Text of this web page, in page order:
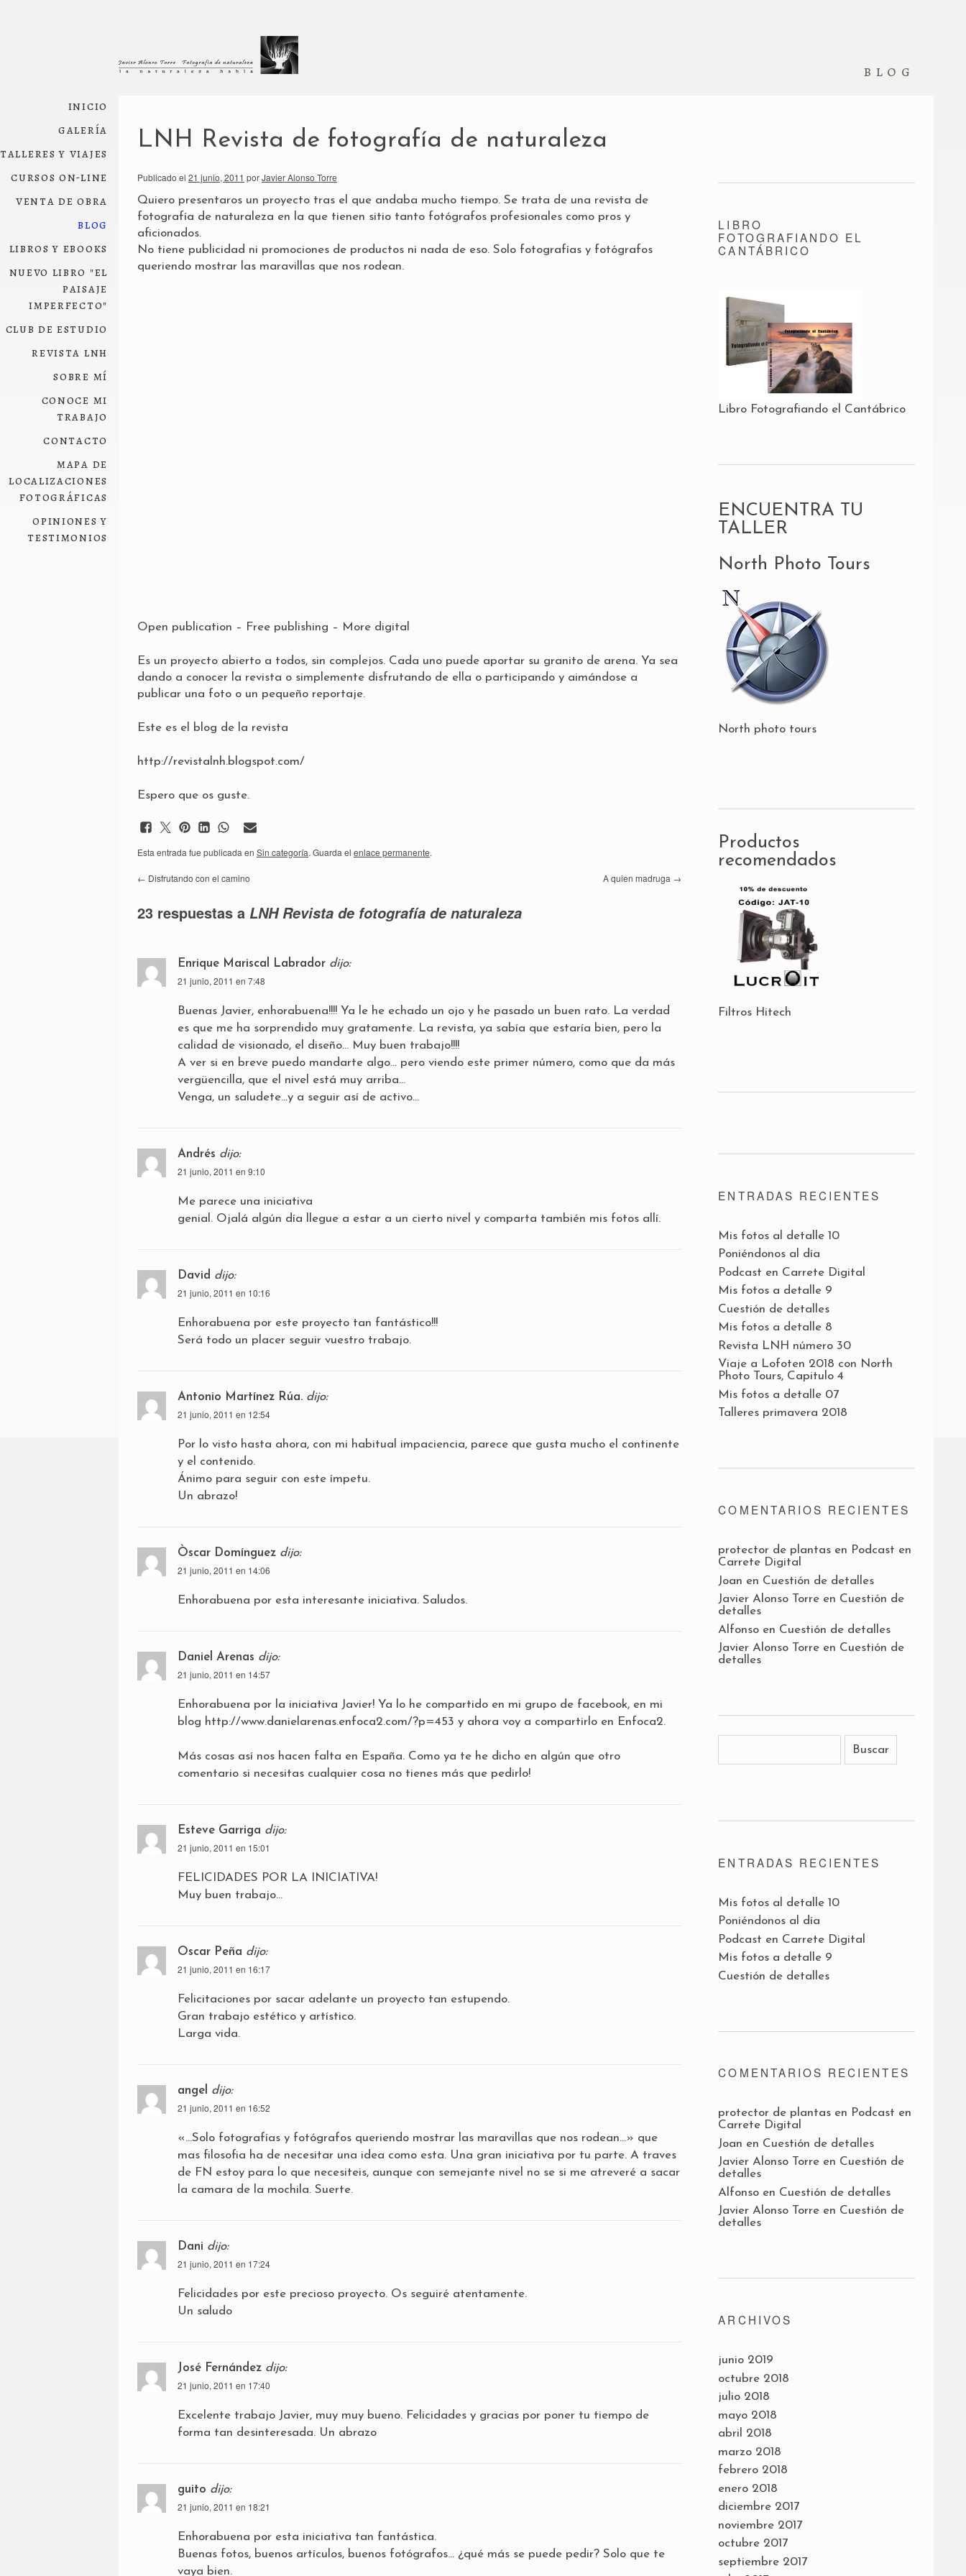
inicio
galería
talleres y viajes
cursos on-line
venta de obra
blog
libros y ebooks
nuevo libro "el
paisaje
imperfecto"
club de estudio
revista lnh
sobre mí
conoce mi
trabajo
contacto
mapa de
localizaciones
fotográficas
opiniones y
testimonios
blog
LNH Revista de fotografía de naturaleza
Publicado el 21 junio, 2011 porJavier Alonso Torre
Quiero presentaros un proyecto tras el que andaba mucho tiempo. Se trata de una revista de
fotografía de naturaleza en la que tienen sitio tanto fotógrafos profesionales como pros y
aficionados.
No tiene publicidad ni promociones de productos ni nada de eso. Solo fotografías y fotógrafos
queriendo mostrar las maravillas que nos rodean.
Open publication – Free publishing – More digital
Es un proyecto abierto a todos, sin complejos. Cada uno puede aportar su granito de arena. Ya sea
dando a conocer la revista o simplemente disfrutando de ella o participando y aimándose a
publicar una foto o un pequeño reportaje.
Este es el blog de la revista
http://revistalnh.blogspot.com/
Espero que os guste.
Esta entrada fue publicada en Sin categoría. Guarda el enlace permanente.
← Disfrutando con el camino A quien madruga →
23 respuestas a LNH Revista de fotografía de naturaleza
Enrique Mariscal Labrador dijo:
21 junio, 2011 en 7:48
Buenas Javier, enhorabuena!!!! Ya le he echado un ojo y he pasado un buen rato. La verdad
es que me ha sorprendido muy gratamente. La revista, ya sabía que estaría bien, pero la
calidad de visionado, el diseño… Muy buen trabajo!!!!
A ver si en breve puedo mandarte algo… pero viendo este primer número, como que da más
vergüencilla, que el nivel está muy arriba…
Venga, un saludete…y a seguir así de activo…
Andrés dijo:
21 junio, 2011 en 9:10
Me parece una iniciativa
genial. Ojalá algún día llegue a estar a un cierto nivel y comparta también mis fotos allí.
David dijo:
21 junio, 2011 en 10:16
Enhorabuena por este proyecto tan fantástico!!!
Será todo un placer seguir vuestro trabajo.
Antonio Martínez Rúa. dijo:
21 junio, 2011 en 12:54
Por lo visto hasta ahora, con mi habitual impaciencia, parece que gusta mucho el continente
y el contenido.
Ánimo para seguir con este ímpetu.
Un abrazo!
Òscar Domínguez dijo:
21 junio, 2011 en 14:06
Enhorabuena por esta interesante iniciativa. Saludos.
Daniel Arenas dijo:
21 junio, 2011 en 14:57
Enhorabuena por la iniciativa Javier! Ya lo he compartido en mi grupo de facebook, en mi
blog http://www.danielarenas.enfoca2.com/?p=453 y ahora voy a compartirlo en Enfoca2.
Más cosas así nos hacen falta en España. Como ya te he dicho en algún que otro
comentario si necesitas cualquier cosa no tienes más que pedirlo!
Esteve Garriga dijo:
21 junio, 2011 en 15:01
FELICIDADES POR LA INICIATIVA!
Muy buen trabajo…
Oscar Peña dijo:
21 junio, 2011 en 16:17
Felicitaciones por sacar adelante un proyecto tan estupendo.
Gran trabajo estético y artístico.
Larga vida.
angel dijo:
21 junio, 2011 en 16:52
«…Solo fotografías y fotógrafos queriendo mostrar las maravillas que nos rodean…» que
mas filosofia ha de necesitar una idea como esta. Una gran iniciativa por tu parte. A traves
de FN estoy para lo que necesiteis, aunque con semejante nivel no se si me atreveré a sacar
la camara de la mochila. Suerte.
Dani dijo:
21 junio, 2011 en 17:24
Felicidades por este precioso proyecto. Os seguiré atentamente.
Un saludo
José Fernández dijo:
21 junio, 2011 en 17:40
Excelente trabajo Javier, muy muy bueno. Felicidades y gracias por poner tu tiempo de
forma tan desinteresada. Un abrazo
guito dijo:
21 junio, 2011 en 18:21
Enhorabuena por esta iniciativa tan fantástica.
Buenas fotos, buenos artículos, buenos fotógrafos… ¿qué más se puede pedir? Solo que te
vaya bien.
LIBRO
FOTOGRAFIANDO EL
CANTÁBRICO
Libro Fotografiando el Cantábrico
ENCUENTRA TU
TALLER
North Photo Tours
North photo tours
Productos
recomendados
Filtros Hitech
ENTRADAS RECIENTES
Mis fotos al detalle 10
Poniéndonos al día
Podcast en Carrete Digital
Mis fotos a detalle 9
Cuestión de detalles
Mis fotos a detalle 8
Revista LNH número 30
Viaje a Lofoten 2018 con North
Photo Tours, Capitulo 4
Mis fotos a detalle 07
Talleres primavera 2018
COMENTARIOS RECIENTES
protector de plantas en Podcast en
Carrete Digital
Joan en Cuestión de detalles
Javier Alonso Torre en Cuestión de
detalles
Alfonso en Cuestión de detalles
Javier Alonso Torre en Cuestión de
detalles
ENTRADAS RECIENTES
Mis fotos al detalle 10
Poniéndonos al día
Podcast en Carrete Digital
Mis fotos a detalle 9
Cuestión de detalles
COMENTARIOS RECIENTES
protector de plantas en Podcast en
Carrete Digital
Joan en Cuestión de detalles
Javier Alonso Torre en Cuestión de
detalles
Alfonso en Cuestión de detalles
Javier Alonso Torre en Cuestión de
detalles
ARCHIVOS
junio 2019
octubre 2018
julio 2018
mayo 2018
abril 2018
marzo 2018
febrero 2018
enero 2018
diciembre 2017
noviembre 2017
octubre 2017
septiembre 2017